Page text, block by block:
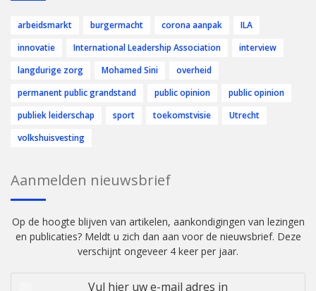
arbeidsmarkt burgermacht corona aanpak
ILA
innovatie
International Leadership Association
interview
langdurige zorg
Mohamed Sini
overheid
permanent public grandstand
public opinion
public opinion
publiek leiderschap
sport toekomstvisie
Utrecht
volkshuisvesting
Aanmelden nieuwsbrief
Op de hoogte blijven van artikelen, aankondigingen van lezingen
en publicaties? Meldt u zich dan aan voor de nieuwsbrief. Deze
verschijnt ongeveer 4 keer per jaar.